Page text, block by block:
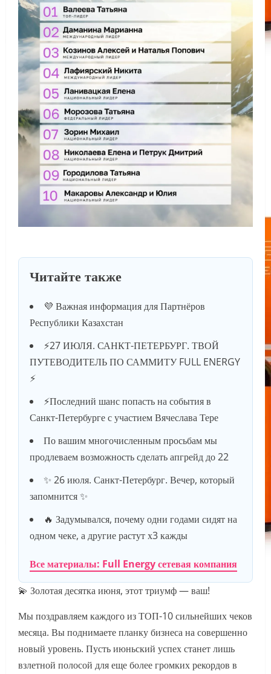
Читайте также
💜 Важная информация для Партнёров
Республики Казахстан
⚡️27 ИЮЛЯ. САНКТ-ПЕТЕРБУРГ. ТВОЙ
ПУТЕВОДИТЕЛЬ ПО САММИТУ FULL ENERGY
⚡️
⚡️Последний шанс попасть на события в
Санкт-Петербурге с участием Вячеслава Тере
По вашим многочисленным просьбам мы
продлеваем возможность сделать апгрейд до 22
✨ 26 июля. Санкт-Петербург. Вечер, который
запомнится ✨
🔥 Задумывался, почему одни годами сидят на
одном чеке, а другие растут х3 кажды
Все материалы: Full Energy сетевая компания
💫 Золотая десятка июня, этот триумф — ваш!
Мы поздравляем каждого из ТОП-10 сильнейших чеков
месяца. Вы поднимаете планку бизнеса на совершенно
новый уровень. Пусть июньский успех станет лишь
взлетной полосой для еще более громких рекордов в